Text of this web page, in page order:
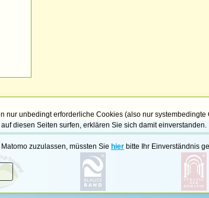
nur unbedingt erforderliche Cookies (also nur
diesen Seiten surfen, erklären Sie sich damit einverstanden.
zuzulassen, müssten Sie hier bitte Ihr Einverständnis